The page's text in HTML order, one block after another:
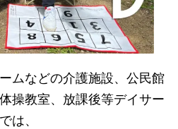
ムなどの介護施設、公民館
操教室、放課後等デイサー
は、